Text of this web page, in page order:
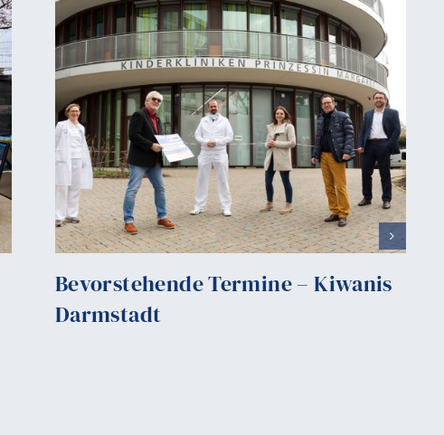
Bevorstehende Termine – Kiwanis
Darmstadt